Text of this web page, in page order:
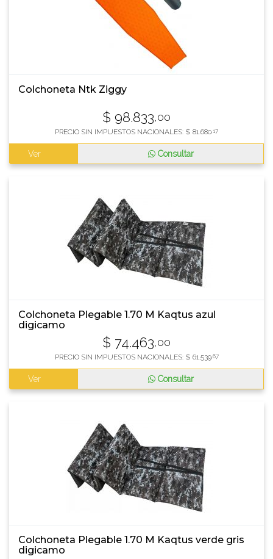
Colchoneta Ntk Ziggy
$ 98.833,00
PRECIO SIN IMPUESTOS NACIONALES: $ 81.680,17
Ver Consultar
Colchoneta Plegable 1.70 M Kaqtus azul
digicamo
$ 74.463,00
PRECIO SIN IMPUESTOS NACIONALES: $ 61.539,67
Ver Consultar
Colchoneta Plegable 1.70 M Kaqtus verde gris
digicamo